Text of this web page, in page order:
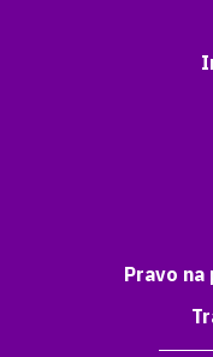
Pravo